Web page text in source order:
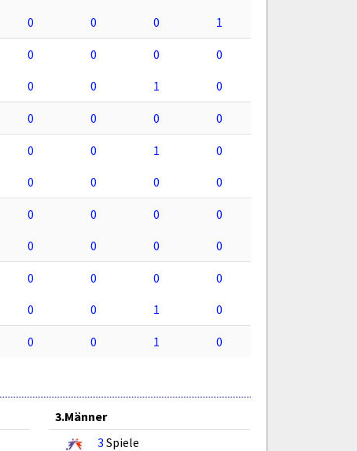
0 0 0 1
0 0 0
0
0 0 1 0
0 0 0 0
0 0 1
0
0 0 0 0
0 0 0
0
0 0 0 0
0 0 0
0
0 0 1 0
0 0 1 0
3.Männer
3 Spiele